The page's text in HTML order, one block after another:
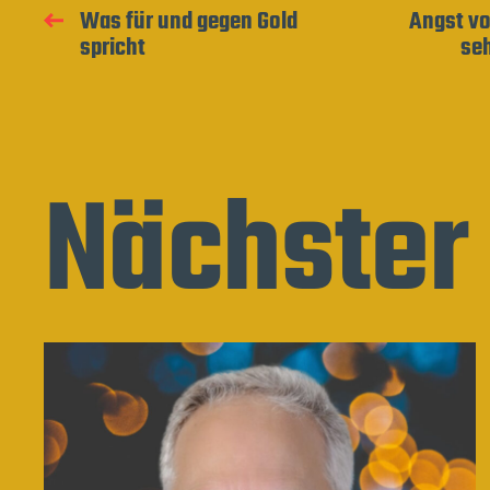
Was für und gegen Gold
spricht
Angst